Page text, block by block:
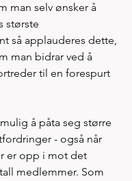
man selv ønsker å
største
så applauderes dette,
man bidrar ved å
til en forespurt
å påta seg større
- også når
er opp i mot det
medlemmer. Som